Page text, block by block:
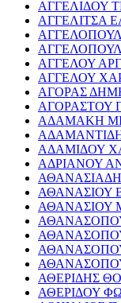
ΑΓΓΕΛΙΔΟΥ
ΑΓΓΕΛΙΤΣΑ
ΑΓΓΕΛΟΥ
ΑΓΓΕΛΟΥ
ΑΓΟΡΑΣ
ΑΓΟΡΑΣΤΟΥ
ΑΔΑΜΑΚΗ
ΑΔΑΜΙΔΟΥ
ΑΔΡΙΑΝΟΥ
ΑΘΑΝΑΣΙΟΥ
ΑΘΑΝΑΣΙΟΥ
ΑΘΕΡΙΔΗΣ
ΑΘΕΡΙΔΟΥ